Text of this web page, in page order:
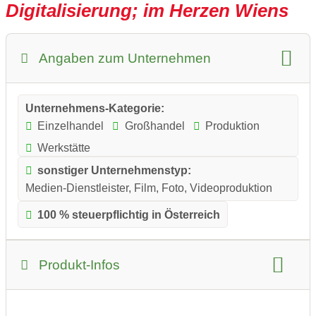
eine klar strukturierte, benutzerfreundliche Wiedergabe
auf verschiedenen Geräten.
Digitalisierung; im Herzen Wiens
Angaben zum Unternehmen
Unternehmens-Kategorie:
Einzelhandel
Großhandel
Produktion
Werkstätte
sonstiger Unternehmenstyp:
Medien-Dienstleister, Film, Foto, Videoproduktion
100 % steuerpflichtig in Österreich
Produkt-Infos